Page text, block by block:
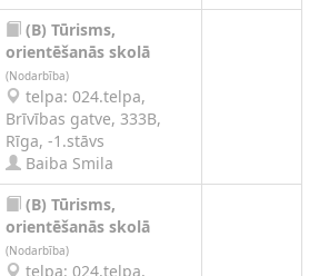
(B) Tūrisms,
orientēšanās skolā
(Nodarbība)
telpa: 024.telpa,
Brīvības gatve, 333B,
Rīga, -1.stāvs
Baiba Smila
(B) Tūrisms,
orientēšanās skolā
(Nodarbība)
telpa: 024.telpa,